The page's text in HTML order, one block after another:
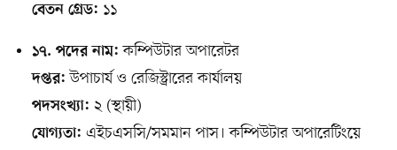
বেতন গ্রেড: ১১
১৭. পদের নাম: কম্পিউটার অপারেটর
দপ্তর: উপাচার্য ও রেজিস্ট্রারের কার্যালয়
পদসংখ্যা: ২ (স্থায়ী)
যোগ্যতা: এইচএসসি/সমমান পাস। কম্পিউটার অপারেটিংয়ে